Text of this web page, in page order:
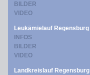
BILDER
VIDEO
Leukämielauf Regensburg
INFOS
BILDER
VIDEO
Landkreislauf Regensburg